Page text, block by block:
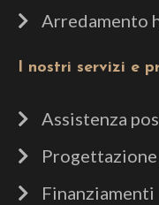
Arredamento
I nostri servizi e
Assistenza
Progettazione
Finanziamenti